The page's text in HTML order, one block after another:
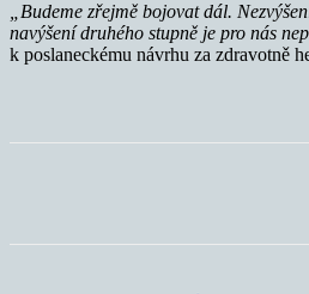
„Budeme zřejmě bojovat dál.
navýšení druhého stupně je pro nás
k poslaneckému návrhu za zdravotně